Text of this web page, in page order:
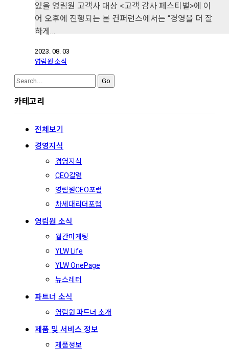
있을 영림원 고객사 대상 <고객 감사 페스티벌>에 이
어 오후에 진행되는 본 컨퍼런스에서는 “경영을 더 잘
하게…
2023. 08. 03
영림원 소식
Search
카테고리
전체보기
경영지식
경영지식
CEO칼럼
영림원CEO포럼
차세대리더포럼
영림원 소식
월간마케팅
YLW Life
YLW OnePage
뉴스레터
파트너 소식
영림원 파트너 소개
제품 및 서비스 정보
제품정보